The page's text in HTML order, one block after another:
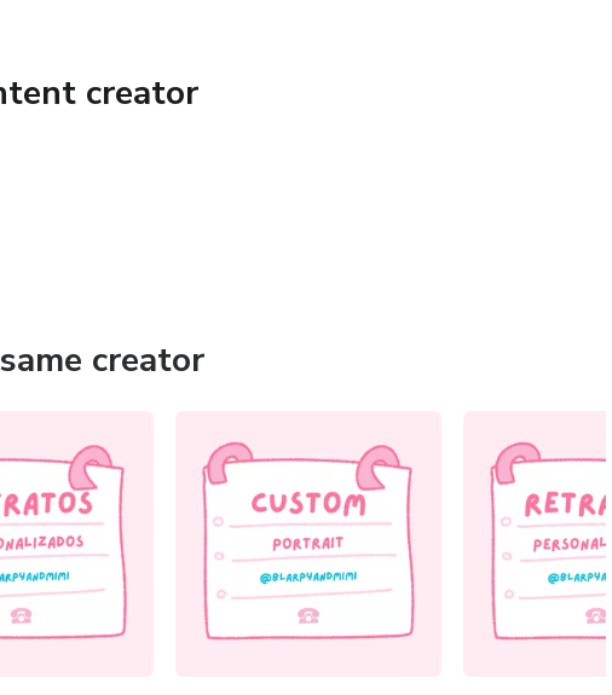
enfocado en práctica, refuerzo y familiarización, no en explicación
inglés para usarlo.
creator
creator